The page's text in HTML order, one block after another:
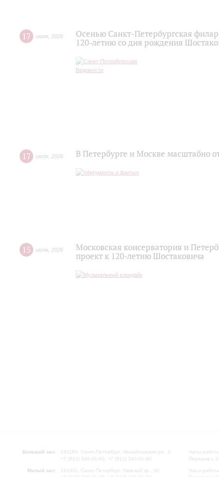
17 июля 2026
Осенью Санкт-Петербургская
120‑летию со дня рождения
17 июля 2026 В Петербурге и Москве масштабно
15 июля 2026
Московская консерватория и
проект к 120-летию Шостаковича
Большой зал:
191186, Санкт-Петербург, Михайловская ул., 2
+7 (812) 240-01-00, +7 (812) 240-01-80
Малый зал:
191011, Санкт-Петербург, Невский пр., 30
Часы
Перерыв с
Часы